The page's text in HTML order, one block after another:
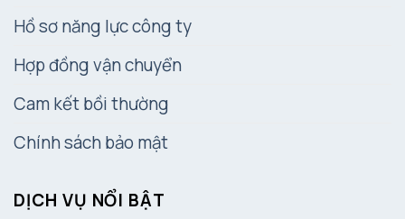
Hồ sơ năng lực công ty
Hợp đồng vận chuyển
Cam kết bồi thường
Chính sách bảo mật
DỊCH VỤ NỔI BẬT